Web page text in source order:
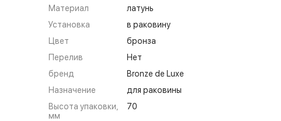
Материал
латунь
Установка
в раковину
Цвет
бронза
Перелив
Нет
бренд
Bronze de Luxe
Назначение
для раковины
Высота упаковки,
мм
70